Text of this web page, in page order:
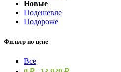
Новые
Подешевле
Подороже
Фильтр по цене
Все